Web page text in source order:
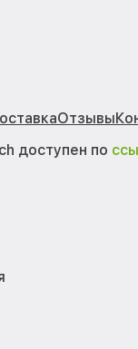
Отзывы
доступен по